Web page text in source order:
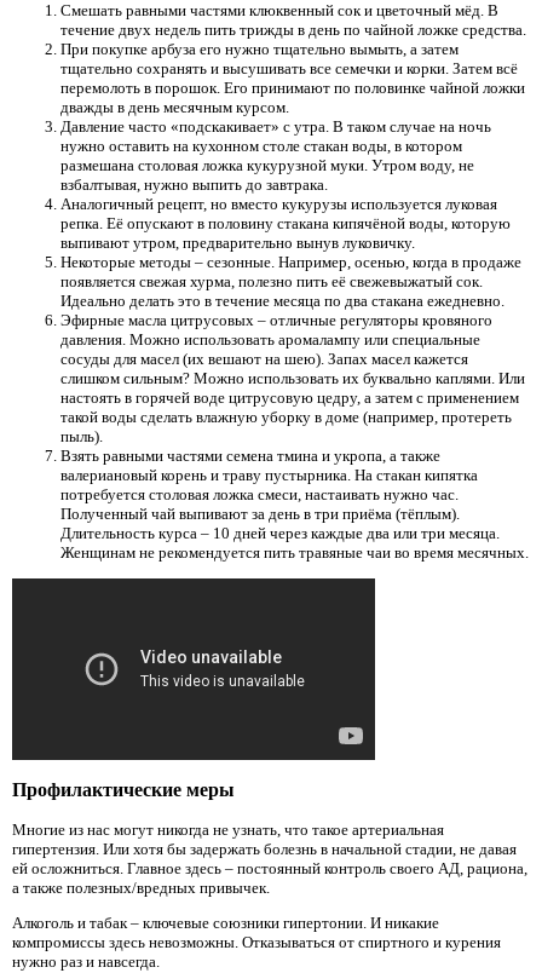
Смешать равными частями клюквенный сок и цветочный мёд. В
течение двух недель пить трижды в день по чайной ложке средства.
При покупке арбуза его нужно тщательно вымыть, а затем
тщательно сохранять и высушивать все семечки и корки. Затем всё
перемолоть в порошок. Его принимают по половинке чайной ложки
дважды в день месячным курсом.
Давление часто «подскакивает» с утра. В таком случае на ночь
нужно оставить на кухонном столе стакан воды, в котором
размешана столовая ложка кукурузной муки. Утром воду, не
взбалтывая, нужно выпить до завтрака.
Аналогичный рецепт, но вместо кукурузы используется луковая
репка. Её опускают в половину стакана кипячёной воды, которую
выпивают утром, предварительно вынув луковичку.
Некоторые методы – сезонные. Например, осенью, когда в продаже
появляется свежая хурма, полезно пить её свежевыжатый сок.
Идеально делать это в течение месяца по два стакана ежедневно.
Эфирные масла цитрусовых – отличные регуляторы кровяного
давления. Можно использовать аромалампу или специальные
сосуды для масел (их вешают на шею). Запах масел кажется
слишком сильным? Можно использовать их буквально каплями. Или
настоять в горячей воде цитрусовую цедру, а затем с применением
такой воды сделать влажную уборку в доме (например, протереть
пыль).
Взять равными частями семена тмина и укропа, а также
валериановый корень и траву пустырника. На стакан кипятка
потребуется столовая ложка смеси, настаивать нужно час.
Полученный чай выпивают за день в три приёма (тёплым).
Длительность курса – 10 дней через каждые два или три месяца.
Женщинам не рекомендуется пить травяные чаи во время месячных.
Профилактические меры
Многие из нас могут никогда не узнать, что такое артериальная
гипертензия. Или хотя бы задержать болезнь в начальной стадии, не давая
ей осложниться. Главное здесь – постоянный контроль своего АД, рациона,
а также полезных/вредных привычек.
Алкоголь и табак – ключевые союзники гипертонии. И никакие
компромиссы здесь невозможны. Отказываться от спиртного и курения
нужно раз и навсегда.